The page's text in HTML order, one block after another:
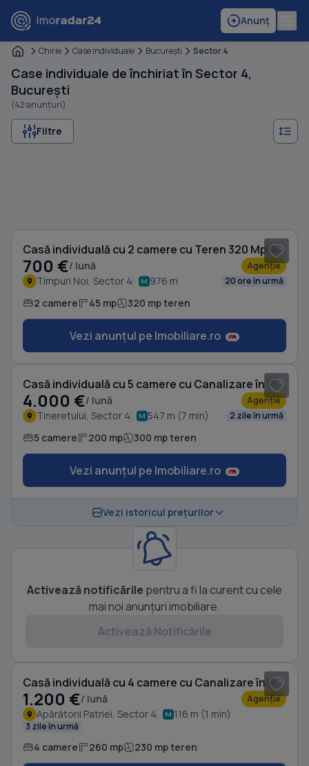
Anunț
Chirie Case individuale Bucureşti Sector 4
Case individuale de închiriat în Sector 4,
București
(42 anunțuri)
Filtre
Casă individuală cu 2 camere cu Teren 320 Mp în Timpuri Noi
700 €/ lună Agenție
Timpuri Noi, Sector 4 976 m 20 ore în urmă
2 camere 45 mp 320 mp teren
Vezi anunțul pe Imobiliare.ro
Casă individuală cu 5 camere cu Canalizare în Tineretului
4.000 €/ lună Agenție
Tineretului, Sector 4 547 m (7 min) 2 zile în urmă
5 camere 200 mp 300 mp teren
Vezi anunțul pe Imobiliare.ro
Vezi istoricul prețurilor
Activează notificările pentru a fi la curent cu cele
mai noi anunțuri imobiliare.
Activează Notificările
Casă individuală cu 4 camere cu Canalizare în Apărătorii Patriei
1.200 €/ lună Agenție
Apărătorii Patriei, Sector 4 116 m (1 min)
3 zile în urmă
4 camere 260 mp 230 mp teren